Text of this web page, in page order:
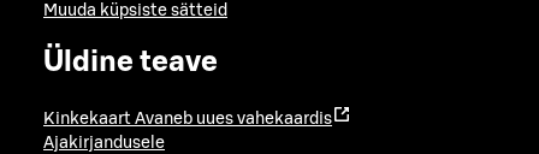
Muuda küpsiste sätteid
Üldine teave
Kinkekaart Avaneb uues vahekaardis
Ajakirjandusele